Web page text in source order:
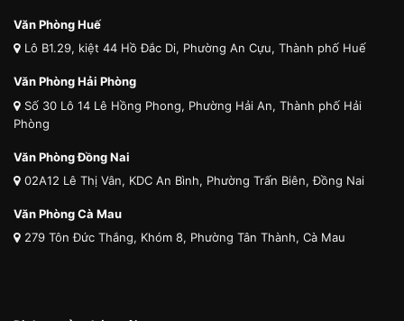
Văn Phòng Huế
Lô B1.29, kiệt 44 Hồ Đắc Di, Phường An Cựu, Thành phố Huế
Văn Phòng Hải Phòng
Số 30 Lô 14 Lê Hồng Phong, Phường Hải An, Thành phố Hải
Phòng
Văn Phòng Đồng Nai
02A12 Lê Thị Vân, KDC An Bình, Phường Trấn Biên, Đồng Nai
Văn Phòng Cà Mau
279 Tôn Đức Thắng, Khóm 8, Phường Tân Thành, Cà Mau